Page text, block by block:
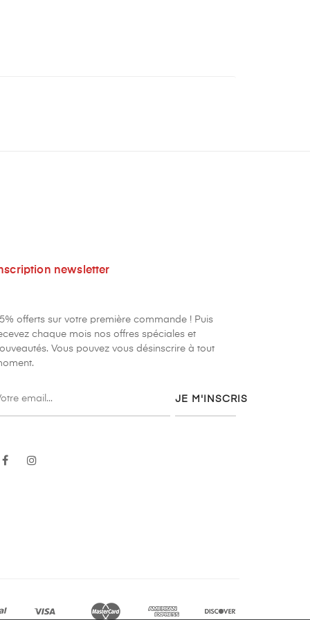
newsletter
offerts sur votre première commande ! Puis
chaque mois nos offres spéciales et
Vous pouvez vous désinscrire à tout
JE M'INSCRIS
Facebook